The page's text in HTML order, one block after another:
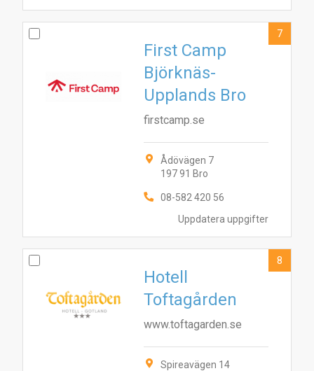
Uppdatera uppgifter
First Camp
Björknäs-
Upplands Bro
firstcamp.se
Ådövägen 7
197 91 Bro
08-582 420 56
7
Hotell
Toftagården
www.toftagarden.se
Spireavägen 14
8